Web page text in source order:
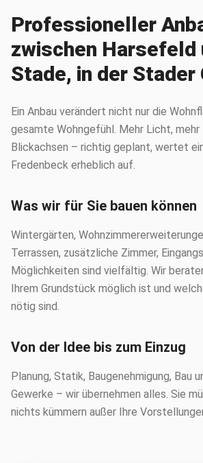
Professioneller
zwischen Harsefeld
Stade, in der Stader
Ein Anbau verändert nicht nur die
gesamte Wohngefühl. Mehr Licht, mehr
Blickachsen – richtig geplant, wertet
Fredenbeck erheblich auf.
Was wir für Sie bauen können
Wintergärten,
Terrassen, zusätzliche Zimmer,
Möglichkeiten sind vielfältig. Wir
Ihrem Grundstück möglich ist und
nötig sind.
Von der Idee bis zum Einzug
Planung, Statik, Baugenehmigung, Bau
Gewerke – wir übernehmen alles. Sie
nichts kümmern außer Ihre